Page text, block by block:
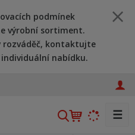
podmínek
výrobní sortiment.
rozváděč, kontaktujte
nabídku.
V
☰